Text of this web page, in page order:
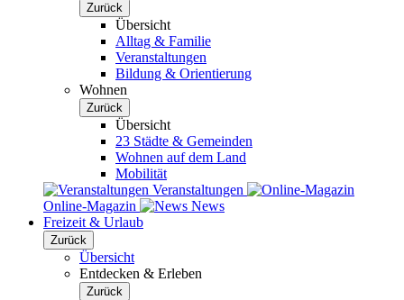
Zurück
Übersicht
Alltag & Familie
Veranstaltungen
Bildung & Orientierung
Wohnen
Zurück
Übersicht
23 Städte & Gemeinden
Wohnen auf dem Land
Mobilität
Veranstaltungen
Online-Magazin
News
Freizeit & Urlaub
Zurück
Übersicht
Entdecken & Erleben
Zurück